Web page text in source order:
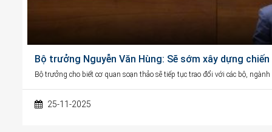
Bộ trưởng Nguyễn Văn Hùng: Sẽ sớm xây dựng
Bộ trưởng cho biết cơ quan soạn thảo sẽ tiếp tục trao đổi với các bộ,
25-11-2025